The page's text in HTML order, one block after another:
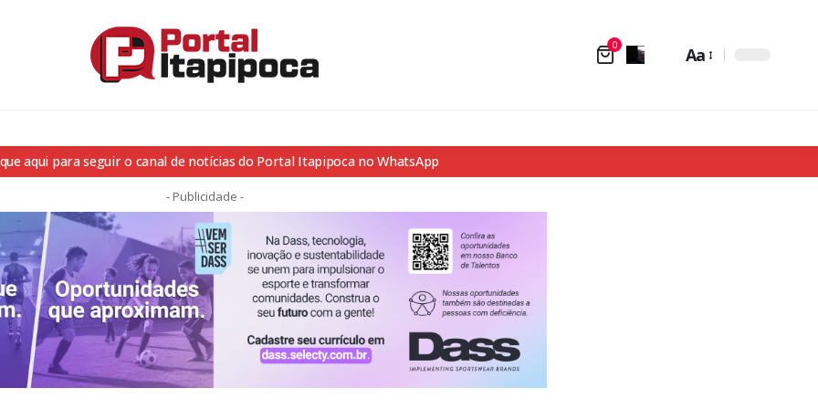
0 Aa
aqui para seguir o canal de notícias do Portal Itapipoca no WhatsApp
- Publicidade -